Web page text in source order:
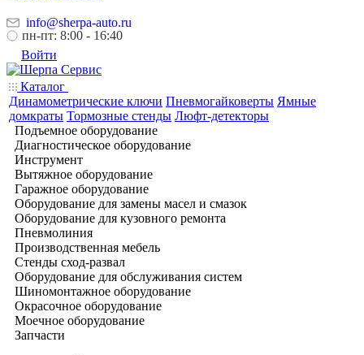
info@sherpa-auto.ru
пн-пт: 8:00 - 16:40
Войти
Каталог
Динамометрические ключи Пневмогайковерты Ямные
домкраты Тормозные стенды Люфт-детекторы
Подъемное оборудование
Диагностическое оборудование
Инструмент
Вытяжное оборудование
Гаражное оборудование
Оборудование для замены масел и смазок
Оборудование для кузовного ремонта
Пневмолиния
Производственная мебель
Стенды сход-развал
Оборудование для обслуживания систем
Шиномонтажное оборудование
Окрасочное оборудование
Моечное оборудование
Запчасти